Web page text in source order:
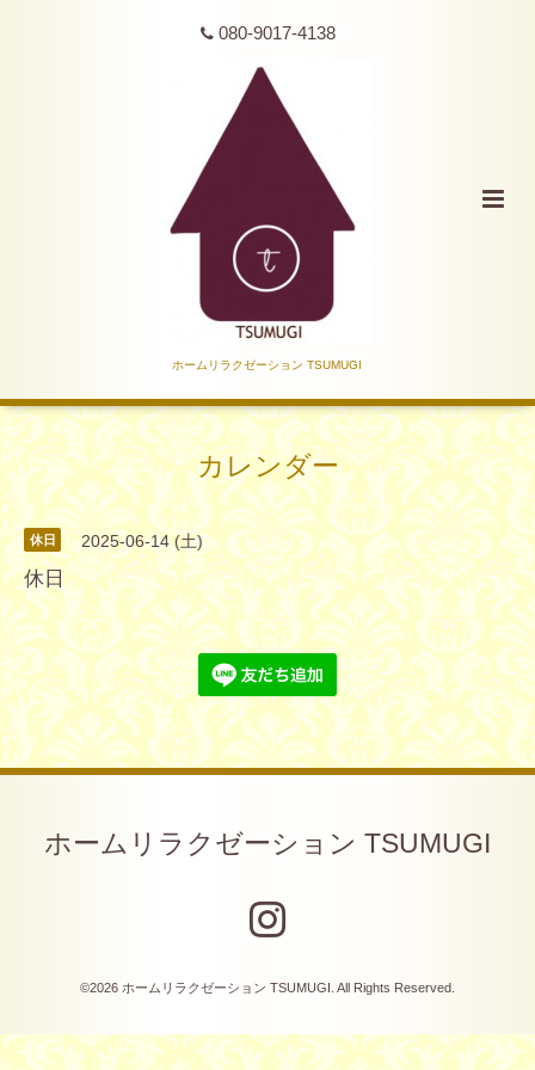
080-9017-4138
ホームリラクゼーション TSUMUGI
カレンダー
休日 2025-06-14 (土)
休日
ホームリラクゼーション TSUMUGI
©2026 ホームリラクゼーション TSUMUGI . All Rights Reserved.